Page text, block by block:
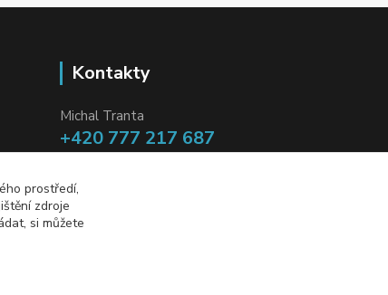
Kontakty
Michal Tranta
+420 777 217 687
prostředí,
zdroje
si můžete